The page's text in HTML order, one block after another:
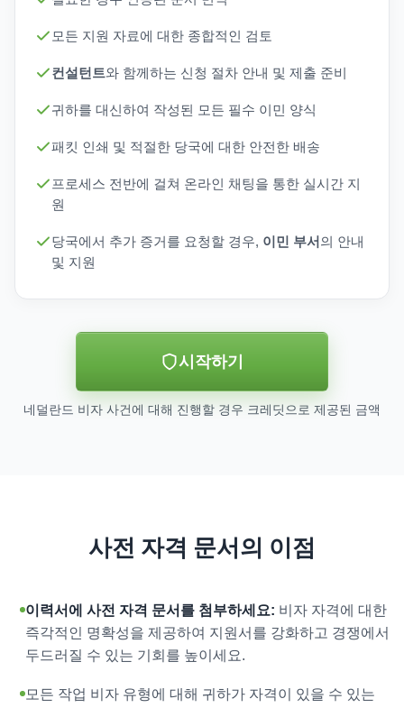
모든 지원 자료에 대한 종합적인 검토
컨설턴트와 함께하는 신청 절차 안내 및 제출 준비
귀하를 대신하여 작성된 모든 필수 이민 양식
패킷 인쇄 및 적절한 당국에 대한 안전한 배송
프로세스 전반에 걸쳐 온라인 채팅을 통한 실시간 지
원
당국에서 추가 증거를 요청할 경우, 이민 부서 의 안내
및 지원
시작하기
네덜란드 비자 사건에 대해 진행할 경우 크레딧으로 제공된 금액
사전 자격 문서의 이점
이력서에 사전 자격 문서를 첨부하세요: 비자 자격에 대한
즉각적인 명확성을 제공하여 지원서를 강화하고 경쟁에서
두드러질 수 있는 기회를 높이세요.
모든 작업 비자 유형에 대해 귀하가 자격이 있을 수 있는